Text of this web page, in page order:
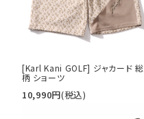
[Karl Kani GOLF] ジャカード 総
柄 ショーツ
10,990円(税込)